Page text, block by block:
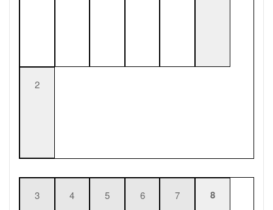
2
3 4 5 6 7 8